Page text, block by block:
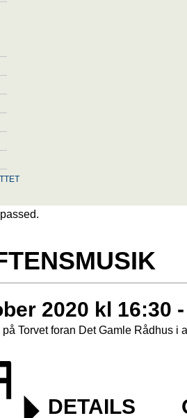
2020 kl 16:30 -
på Torvet foran Det Gamle
DETAILS